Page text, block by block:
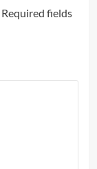
Required fields